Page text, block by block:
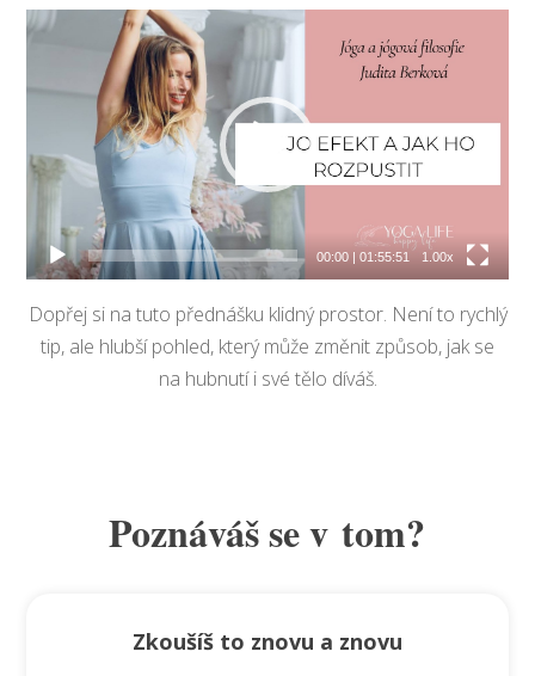
Video
přehrávač
00:00| 01:55:51 1.00x
Dopřej si na tuto přednášku klidný prostor. Není to rychlý
tip, ale hlubší pohled, který může změnit způsob, jak se
na hubnutí i své tělo díváš.
Poznáváš se v tom?
Zkoušíš to znovu a znovu